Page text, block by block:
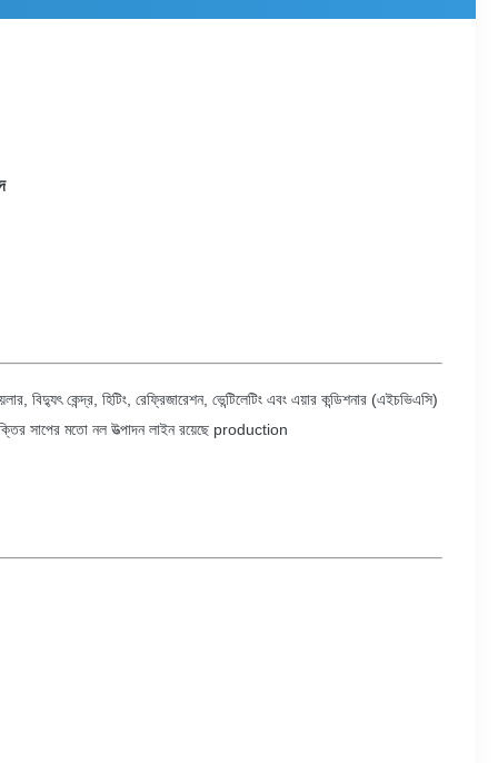
বিদ্যুৎ কেন্দ্র, হিটিং, রেফ্রিজারেশন, ভেন্টিলেটিং এবং এয়ার কন্ডিশনার (এইচভিএসি)
সাপের মতো নল উত্পাদন লাইন রয়েছে production